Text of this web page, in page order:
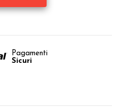
Pagamenti
Sicuri